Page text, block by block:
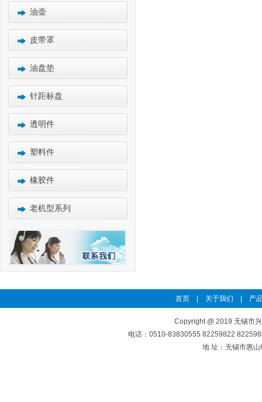
油壶
皮带罩
油盘垫
针距标盘
透明件
塑料件
橡胶件
老机型系列
首页 关于我们 产
Copyright @ 2019 无锡市
电话：0510-83830555 82259822
地 址：无锡市惠